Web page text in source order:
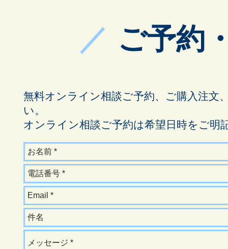
／ ご予約
無料オンライン相談ご予約、ご購入注文
い。
オンライン相談ご予約は希望日時をご明